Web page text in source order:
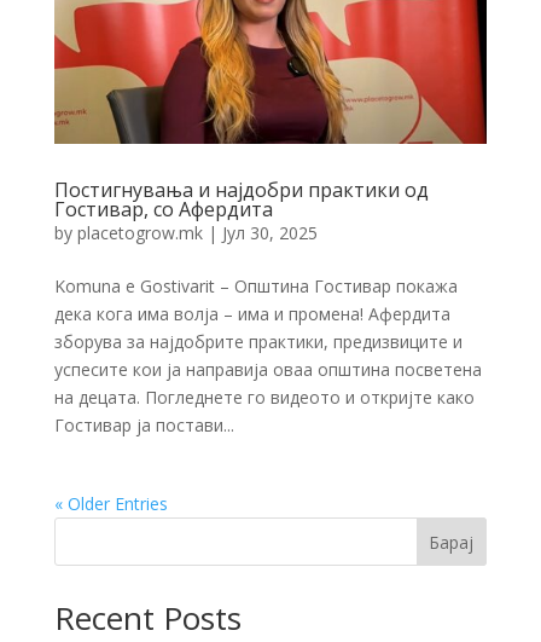
Постигнувања и најдобри практики од
Гостивар, со Афердита
by placetogrow.mk| Јул 30, 2025
Komuna e Gostivarit – Општина Гостивар покажа
дека кога има волја – има и промена! Афердита
зборува за најдобрите практики, предизвиците и
успесите кои ја направија оваа општина посветена
на децата. Погледнете го видеото и откријте како
Гостивар ја постави...
« Older Entries
Барај
Recent Posts